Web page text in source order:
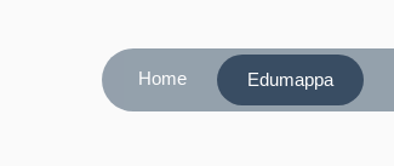
Home Edumappa